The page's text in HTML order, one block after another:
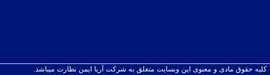
کليه حقوق مادی و معنوی اين وبسايت متعلق به شرکت آریا ایمن نظارت میباشد.